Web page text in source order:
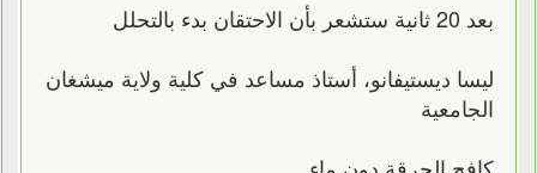
بعد 20 ثانية ستشعر بأن الاحتقان بدء بالتحلل
ليسا ديستيفانو، أستاذ مساعد في كلية ولاية ميشغان
الجامعية
كافح الحرقة دون ماء